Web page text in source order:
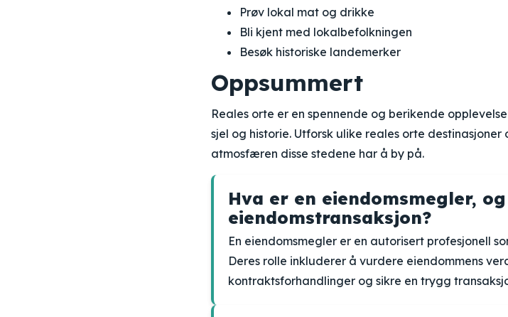
Prøv lokal mat og drikke
Bli kjent med lokalbefolkningen
Besøk historiske landemerker
Oppsummert
Reales orte er en spennende og berikende
sjel og historie. Utforsk ulike reales orte
atmosfæren disse stedene har å by på.
Hva er en eiendomsmegler,
eiendomstransaksjon?
En eiendomsmegler er en autorisert profesjonell
Deres rolle inkluderer å vurdere eiendommens
kontraktsforhandlinger og sikre en trygg